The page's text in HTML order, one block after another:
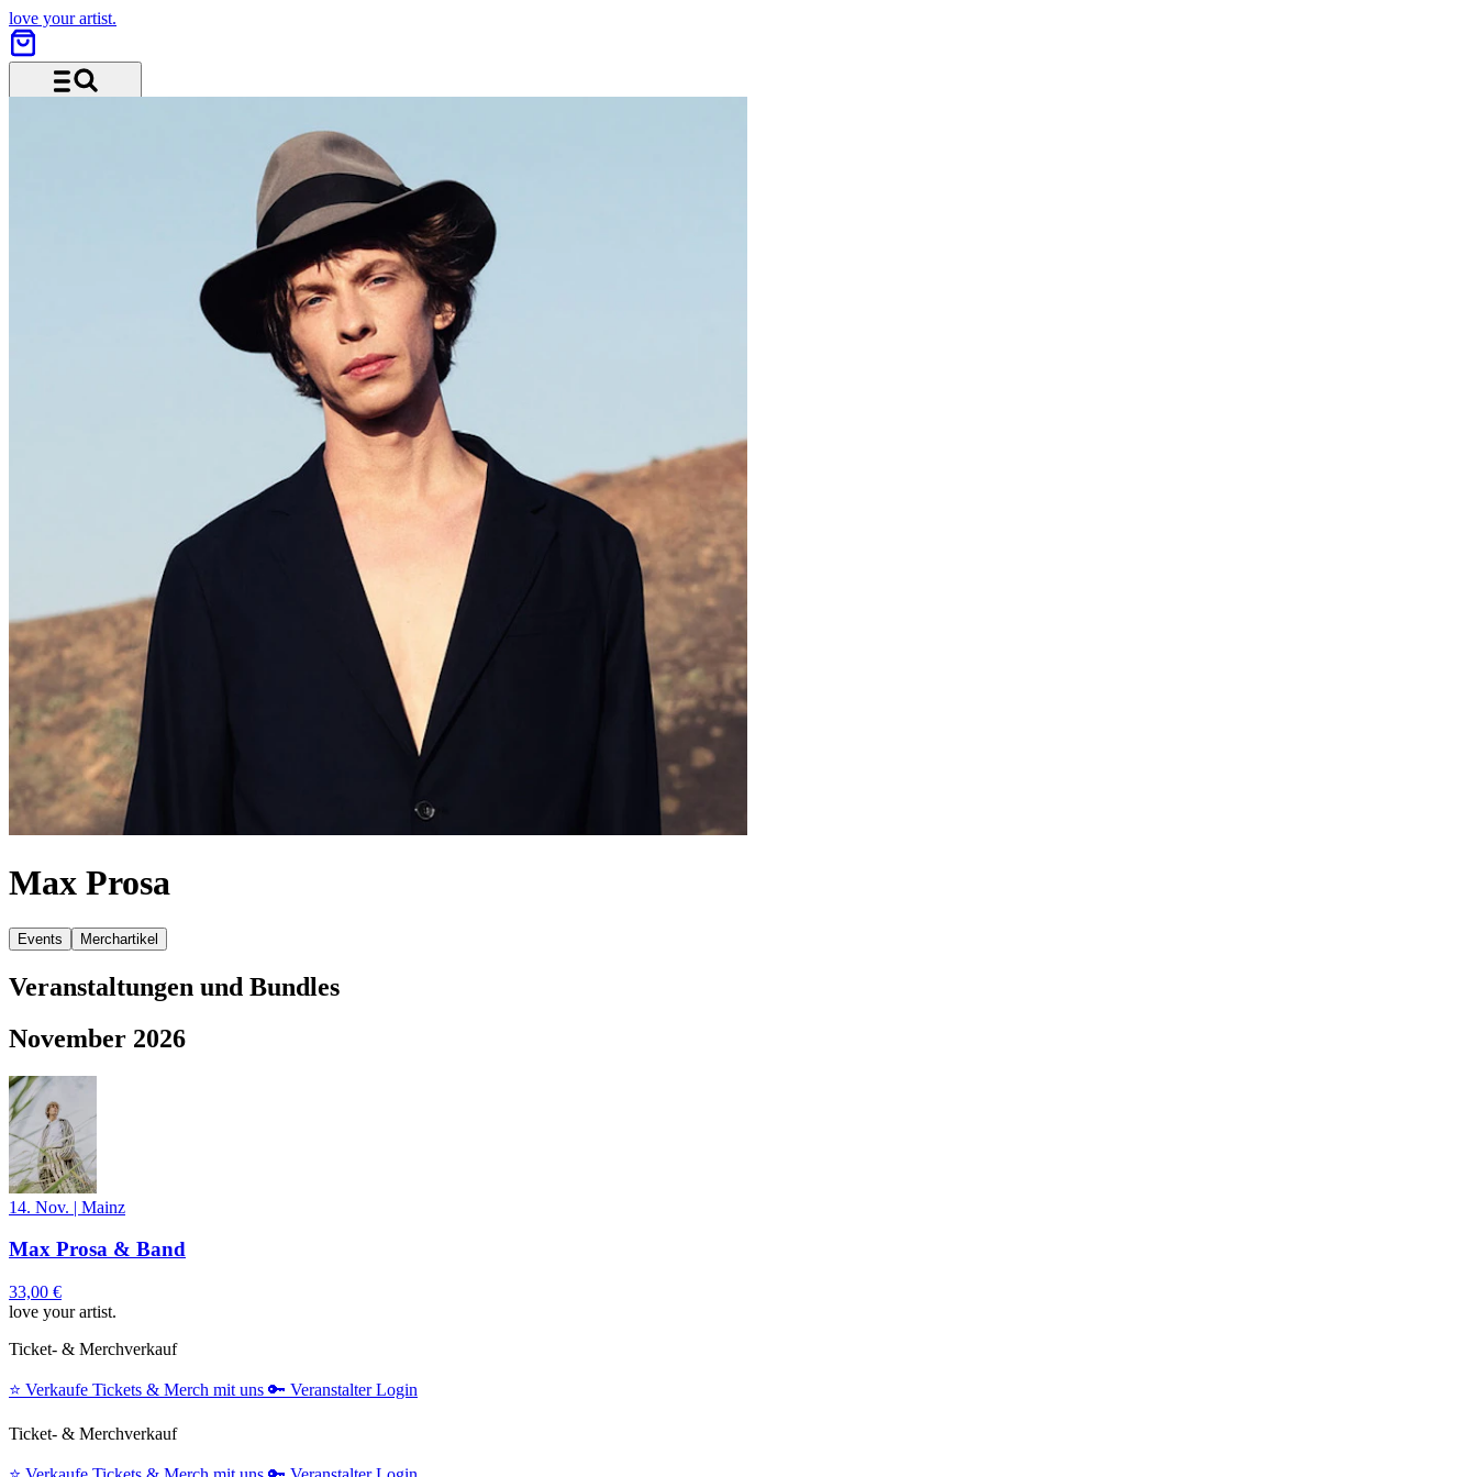
love your artist.
Max Prosa
Events Merchartikel
Veranstaltungen und Bundles
November 2026
14. Nov. | Mainz
Max Prosa & Band
33,00 €
love your artist.
Ticket- & Merchverkauf
⭐️ Verkaufe Tickets & Merch mit uns 🔑 Veranstalter Login
Ticket- & Merchverkauf